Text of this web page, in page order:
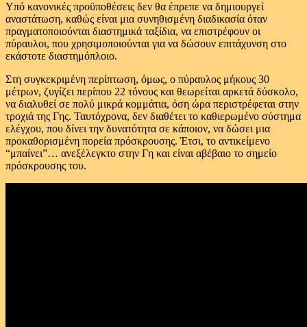
Υπό κανονικές προϋποθέσεις δεν θα έπρεπε να δημιουργεί
αναστάτωση, καθώς είναι μια συνηθισμένη διαδικασία όταν
πραγματοποιούνται διαστημικά ταξίδια, να επιστρέφουν οι
πύραυλοι, που χρησιμοποιούνται για να δώσουν επιτάχυνση στο
εκάστοτε διαστημόπλοιο.
Στη συγκεκριμένη περίπτωση, όμως, ο πύραυλος μήκους 30
μέτρων, ζυγίζει περίπου 22 τόνους και θεωρείται αρκετά δύσκολο,
να διαλυθεί σε πολύ μικρά κομμάτια, όση ώρα περιστρέφεται στην
τροχιά της Γης. Ταυτόχρονα, δεν διαθέτει το καθιερωμένο σύστημα
ελέγχου, που δίνει την δυνατότητα σε κάποιον, να δώσει μια
προκαθορισμένη πορεία πρόσκρουσης. Έτσι, το αντικείμενο
“μπαίνει”… ανεξέλεγκτο στην Γη και είναι αβέβαιο το σημείο
πρόσκρουσης του.